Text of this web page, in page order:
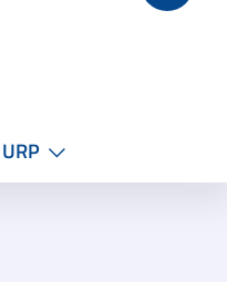
URP